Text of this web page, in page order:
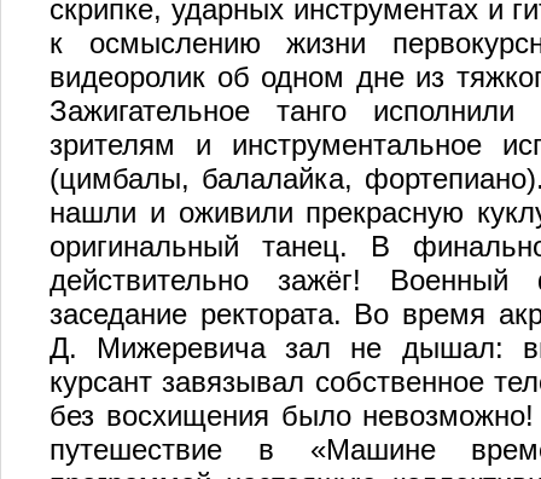
скрипке, ударных инструментах и
к осмыслению жизни
видеоролик об одном дне из
Зажигательное танго
зрителям и инструментальное
(цимбалы, балалайка,
нашли и оживили прекрасную
оригинальный танец. В
действительно зажёг! Военный
заседание ректората. Во время
Д. Мижеревича зал не дышал:
курсант завязывал собственное
без восхищения было
путешествие в «Машине